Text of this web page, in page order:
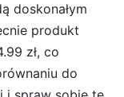
doskonałym
produkt
zł, co
do